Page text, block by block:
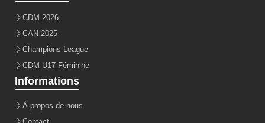
CDM 2026
CAN 2025
Champions League
CDM U17 Féminine
Informations
À propos de nous